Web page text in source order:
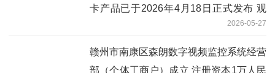
卡产品已于2026年4月18日正式发布 观
2026-05-27
赣州市南康区森朗数字视频监控系统经营
部（个体工商户）成立 注册资本1万人民